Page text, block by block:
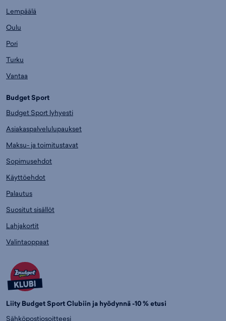
Lempäälä
Oulu
Pori
Turku
Vantaa
Budget Sport
Budget Sport lyhyesti
Asiakaspalvelulupaukset
Maksu- ja toimitustavat
Sopimusehdot
Käyttöehdot
Palautus
Suositut sisällöt
Lahjakortit
Valintaoppaat
Liity Budget Sport Clubiin ja hyödynnä -10 % etusi
Sähköpostiosoitteesi